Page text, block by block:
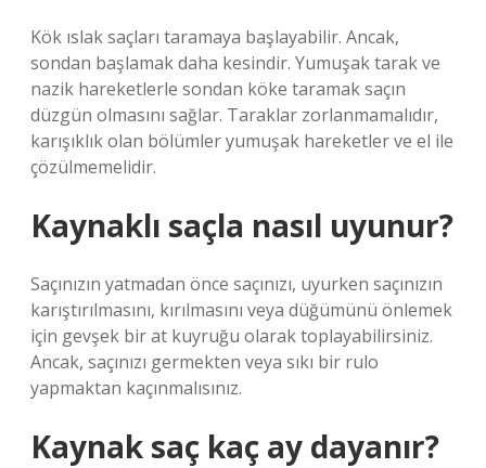
Kök ıslak saçları taramaya başlayabilir. Ancak,
sondan başlamak daha kesindir. Yumuşak tarak ve
nazik hareketlerle sondan köke taramak saçın
düzgün olmasını sağlar. Taraklar zorlanmamalıdır,
karışıklık olan bölümler yumuşak hareketler ve el ile
çözülmemelidir.
Kaynaklı saçla nasıl uyunur?
Saçınızın yatmadan önce saçınızı, uyurken saçınızın
karıştırılmasını, kırılmasını veya düğümünü önlemek
için gevşek bir at kuyruğu olarak toplayabilirsiniz.
Ancak, saçınızı germekten veya sıkı bir rulo
yapmaktan kaçınmalısınız.
Kaynak saç kaç ay dayanır?